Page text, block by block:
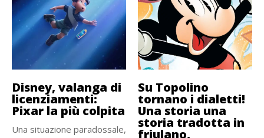
Disney, valanga di
licenziamenti:
Pixar la più colpita
Una situazione paradossale,
Su Topolino
tornano i dialetti!
Una storia una
storia tradotta in
friulano,